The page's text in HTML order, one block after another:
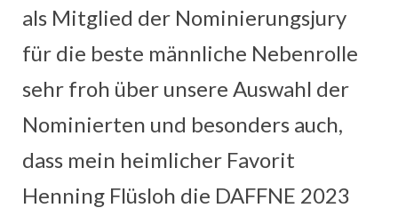
als Mitglied der Nominierungsjury
für die beste männliche Nebenrolle
sehr froh über unsere Auswahl der
Nominierten und besonders auch,
dass mein heimlicher Favorit
Henning Flüsloh die DAFFNE 2023